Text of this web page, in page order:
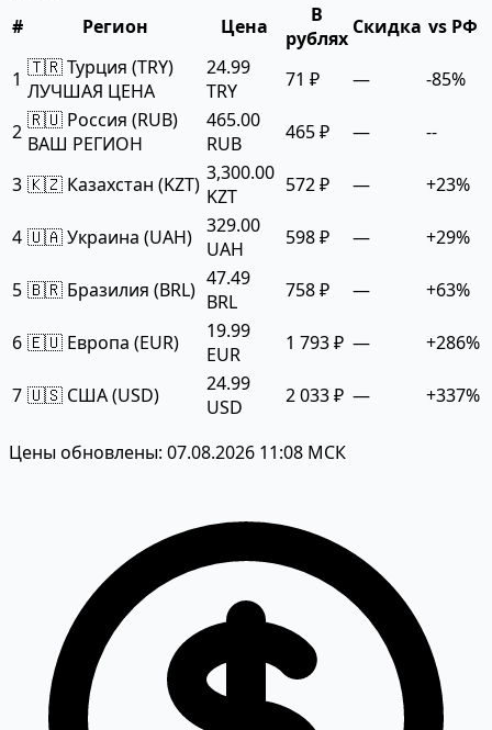
#
Регион Цена
В
рублях Скидка vs РФ
1 🇹🇷 Турция (TRY)
ЛУЧШАЯ ЦЕНА
24.99
TRY
71 ₽ — -85%
2 🇷🇺 Россия (RUB)
ВАШ РЕГИОН
465.00
RUB
465 ₽ — --
3 🇰🇿 Казахстан (KZT) 3,300.00
KZT
572 ₽ — +23%
4 🇺🇦 Украина (UAH) 329.00
UAH
598 ₽ — +29%
5 🇧🇷 Бразилия (BRL) 47.49
BRL
758 ₽ — +63%
6 🇪🇺 Европа (EUR)
19.99
EUR
1 793 ₽ — +286%
7 🇺🇸 США (USD)
24.99
USD
2 033 ₽ — +337%
Цены обновлены: 07.08.2026 11:08 МСК